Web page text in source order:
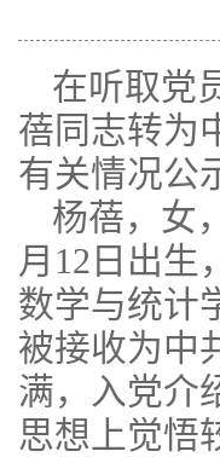
在听取党
蓓同志转为
有关情况公
杨蓓，女
月12日出生
数学与统计
被接收为中
满，入党介
思想上觉悟